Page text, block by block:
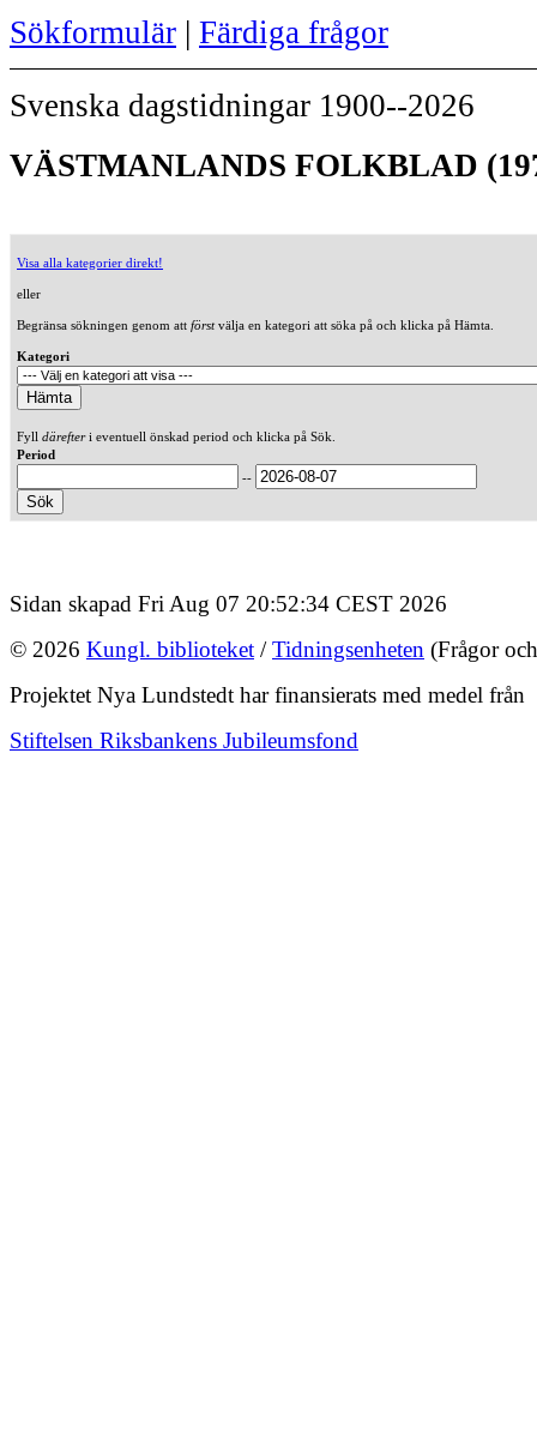
Sökformulär | Färdiga frågor
Svenska dagstidningar 1900--2026
VÄSTMANLANDS FOLKBLAD
Visa alla kategorier direkt!
eller
Begränsa sökningen genom att förstvälja en kategori att söka på och klicka på Hämta.
Kategori
Fyll därefteri eventuell önskad period och klicka på Sök.
Period
--
Sidan skapad Fri Aug 07 20:52:34 CEST 2026
© 2026 Kungl. biblioteket /Tidningsenheten (Frågor
Projektet Nya Lundstedt har finansierats med medel från
Stiftelsen Riksbankens Jubileumsfond